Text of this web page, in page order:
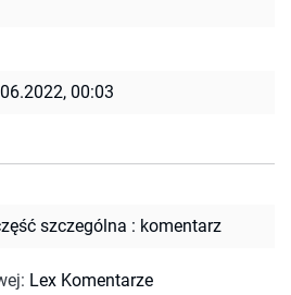
00:03
szczególna : komentarz
: Lex Komentarze